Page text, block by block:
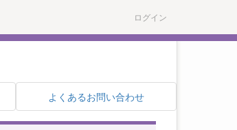
ログイン
よくあるお問い合わせ